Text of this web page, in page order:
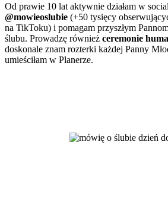
Od prawie 10 lat aktywnie działam w
@mowieoslubie (+50 tysięcy
na TikToku) i pomagam przyszłym
ślubu. Prowadzę również ceremonie
doskonale znam rozterki każdej Panny
umieściłam w Planerze.